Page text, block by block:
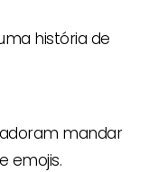
história de
mandar
emojis.